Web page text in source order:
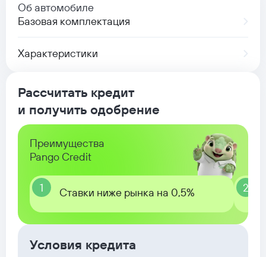
Об автомобиле
Базовая комплектация
Характеристики
Рассчитать кредит
и получить одобрение
Преимущества
Pango Credit
1 Ставки ниже рынка на 0,5% 2
Условия кредита